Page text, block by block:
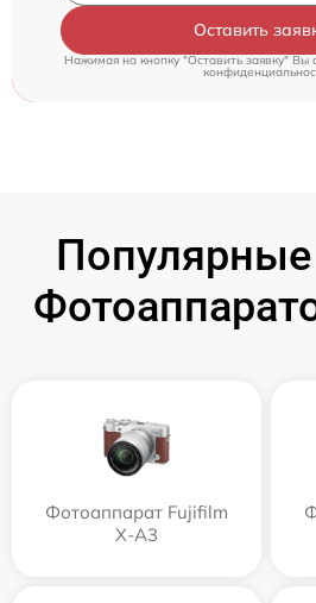
Оставить
Нажимая на кнопку "Оставить заявку" Вы
Фотоаппарат Fujifilm
X-A3